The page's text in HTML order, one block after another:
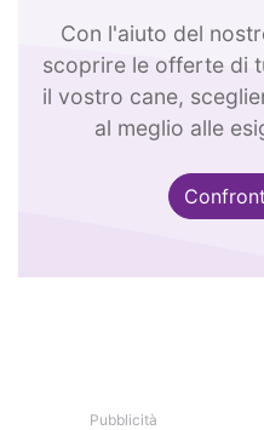
Con l'aiuto del
scoprire le offerte di
il vostro cane,
al meglio alle
Pubblicità